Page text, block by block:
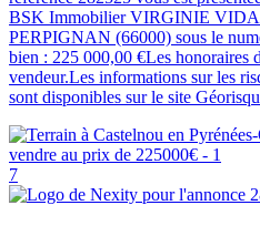
BSK Immobilier VIRGINIE
PERPIGNAN (66000) sous le
bien : 225 000,00 €Les honoraires
vendeur.Les informations sur les
sont disponibles sur le site
7